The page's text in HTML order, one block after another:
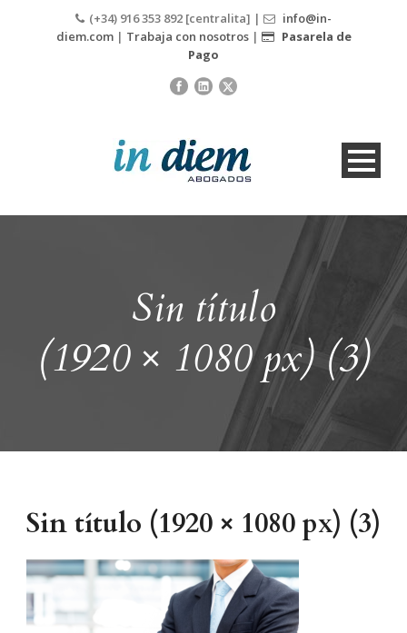
(+34) 916 353 892 [centralita] |
info@in-
diem.com| Trabaja con nosotros|
Pasarela de
Pago
Sin título
(1920 × 1080 px) (3)
Sin título (1920 × 1080 px) (3)